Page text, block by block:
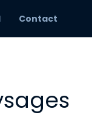
Contact